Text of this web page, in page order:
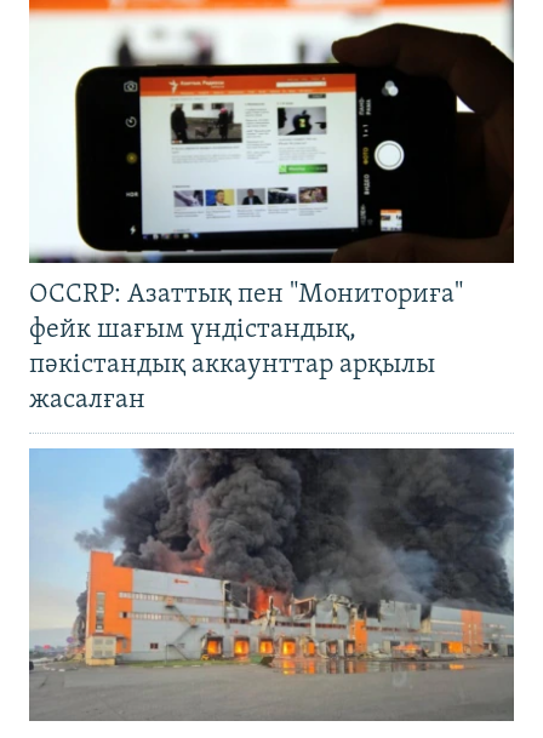
OCCRP: Азаттық пен "Мониториға"
фейк шағым үндістандық,
пәкістандық аккаунттар арқылы
жасалған